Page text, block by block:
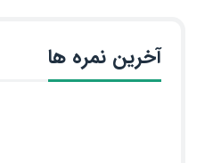
آخرین نمره ها